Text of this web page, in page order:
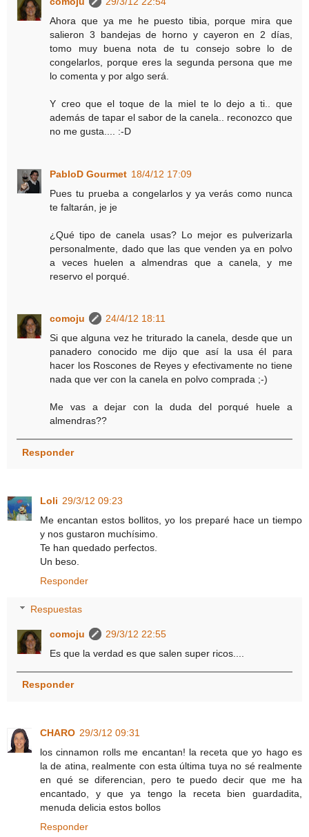
Ahora que ya me he puesto tibia, porque mira que
salieron 3 bandejas de horno y cayeron en 2 días,
tomo muy buena nota de tu consejo sobre lo de
congelarlos, porque eres la segunda persona que me
lo comenta y por algo será.
Y creo que el toque de la miel te lo dejo a ti.. que
además de tapar el sabor de la canela.. reconozco que
no me gusta.... :-D
PabloD Gourmet 18/4/12 17:09
Pues tu prueba a congelarlos y ya verás como nunca
te faltarán, je je
¿Qué tipo de canela usas? Lo mejor es pulverizarla
personalmente, dado que las que venden ya en polvo
a veces huelen a almendras que a canela, y me
reservo el porqué.
comoju
24/4/12 18:11
Si que alguna vez he triturado la canela, desde que un
panadero conocido me dijo que así la usa él para
hacer los Roscones de Reyes y efectivamente no tiene
nada que ver con la canela en polvo comprada ;-)
Me vas a dejar con la duda del porqué huele a
almendras??
Responder
Loli 29/3/12 09:23
Me encantan estos bollitos, yo los preparé hace un tiempo
y nos gustaron muchísimo.
Te han quedado perfectos.
Un beso.
Responder
Respuestas
comoju
29/3/12 22:55
Es que la verdad es que salen super ricos....
Responder
CHARO 29/3/12 09:31
los cinnamon rolls me encantan! la receta que yo hago es
la de atina, realmente con esta última tuya no sé realmente
en qué se diferencian, pero te puedo decir que me ha
encantado, y que ya tengo la receta bien guardadita,
menuda delicia estos bollos
Responder